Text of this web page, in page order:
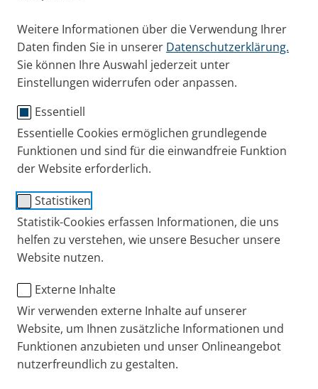
Weitere Informationen über die Verwendung Ihrer
Daten finden Sie in unserer Datenschutzerklärung.
Sie können Ihre Auswahl jederzeit unter
Einstellungen widerrufen oder anpassen.
Essentiell
Essentielle Cookies ermöglichen grundlegende
Funktionen und sind für die einwandfreie Funktion
der Website erforderlich.
Statistiken
Statistik-Cookies erfassen Informationen, die uns
helfen zu verstehen, wie unsere Besucher unsere
Website nutzen.
Externe Inhalte
Wir verwenden externe Inhalte auf unserer
Website, um Ihnen zusätzliche Informationen und
Funktionen anzubieten und unser Onlineangebot
nutzerfreundlich zu gestalten.
SpiroSense Year Pack
(inkl. Sensor)
Bestell-Nr.: 120G1120
PARI DE
Produkte Ersatzteile und Zubehör
+49 (0) 8151 279 279
Kontakt